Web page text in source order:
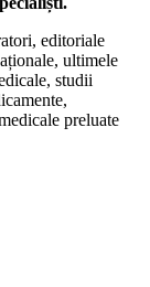
editoriale
ultimele
studii
preluate